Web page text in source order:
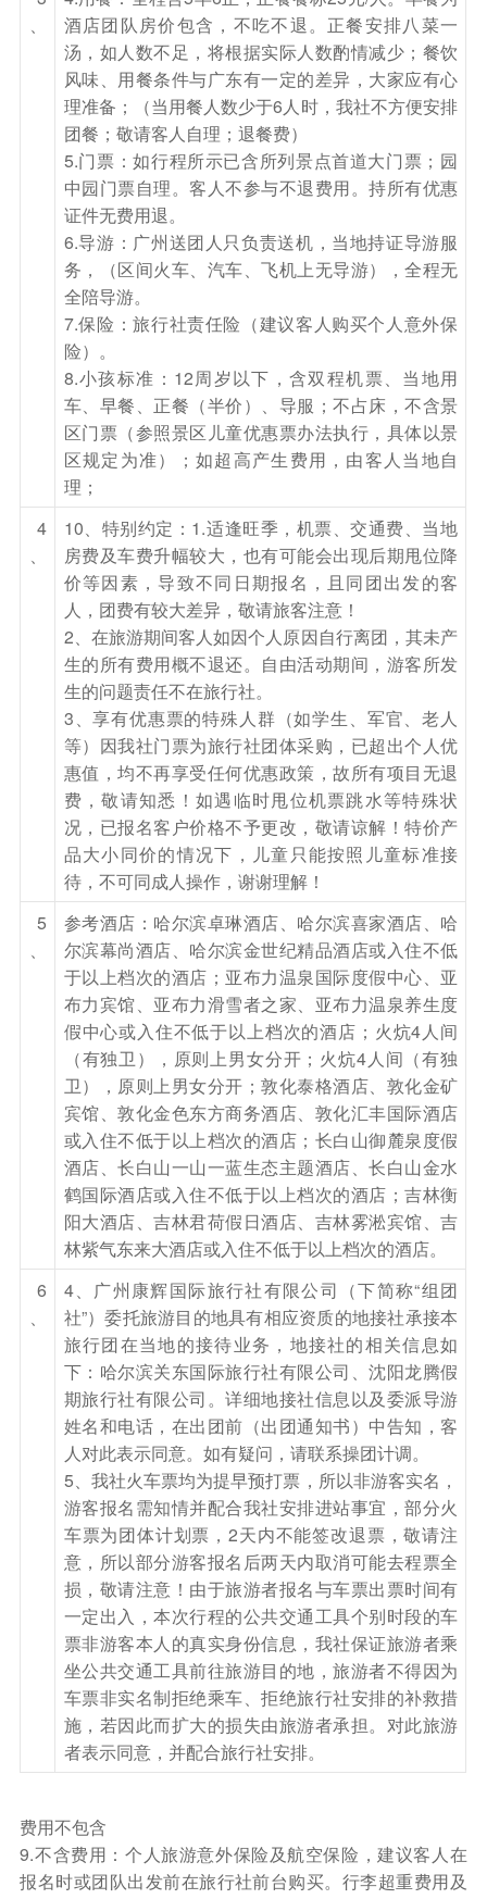
、
酒店团队房价包含，不吃不退。正餐安排八菜一
汤，如人数不足，将根据实际人数酌情减少；餐饮
风味、用餐条件与广东有一定的差异，大家应有心
理准备；（当用餐人数少于6人时，我社不方便安排
团餐；敬请客人自理；退餐费）
5.门票：如行程所示已含所列景点首道大门票；园
中园门票自理。客人不参与不退费用。持所有优惠
证件无费用退。
6.导游：广州送团人只负责送机，当地持证导游服
务，（区间火车、汽车、飞机上无导游），全程无
全陪导游。
7.保险：旅行社责任险（建议客人购买个人意外保
险）。
8.小孩标准：12周岁以下，含双程机票、当地用
车、早餐、正餐（半价）、导服；不占床，不含景
区门票（参照景区儿童优惠票办法执行，具体以景
区规定为准）；如超高产生费用，由客人当地自
理；
4
、
10、特别约定：1.适逢旺季，机票、交通费、当地
房费及车费升幅较大，也有可能会出现后期甩位降
价等因素，导致不同日期报名，且同团出发的客
人，团费有较大差异，敬请旅客注意！
2、在旅游期间客人如因个人原因自行离团，其未产
生的所有费用概不退还。自由活动期间，游客所发
生的问题责任不在旅行社。
3、享有优惠票的特殊人群（如学生、军官、老人
等）因我社门票为旅行社团体采购，已超出个人优
惠值，均不再享受任何优惠政策，故所有项目无退
费，敬请知悉！如遇临时甩位机票跳水等特殊状
况，已报名客户价格不予更改，敬请谅解！特价产
品大小同价的情况下，儿童只能按照儿童标准接
待，不可同成人操作，谢谢理解！
5
、
参考酒店：哈尔滨卓琳酒店、哈尔滨喜家酒店、哈
尔滨幕尚酒店、哈尔滨金世纪精品酒店或入住不低
于以上档次的酒店；亚布力温泉国际度假中心、亚
布力宾馆、亚布力滑雪者之家、亚布力温泉养生度
假中心或入住不低于以上档次的酒店；火炕4人间
（有独卫），原则上男女分开；火炕4人间（有独
卫），原则上男女分开；敦化泰格酒店、敦化金矿
宾馆、敦化金色东方商务酒店、敦化汇丰国际酒店
或入住不低于以上档次的酒店；长白山御麓泉度假
酒店、长白山一山一蓝生态主题酒店、长白山金水
鹤国际酒店或入住不低于以上档次的酒店；吉林衡
阳大酒店、吉林君荷假日酒店、吉林雾淞宾馆、吉
林紫气东来大酒店或入住不低于以上档次的酒店。
6
、
4、广州康辉国际旅行社有限公司（下简称“组团
社”）委托旅游目的地具有相应资质的地接社承接本
旅行团在当地的接待业务，地接社的相关信息如
下：哈尔滨关东国际旅行社有限公司、沈阳龙腾假
期旅行社有限公司。详细地接社信息以及委派导游
姓名和电话，在出团前（出团通知书）中告知，客
人对此表示同意。如有疑问，请联系操团计调。
5、我社火车票均为提早预打票，所以非游客实名，
游客报名需知情并配合我社安排进站事宜，部分火
车票为团体计划票，2天内不能签改退票，敬请注
意，所以部分游客报名后两天内取消可能去程票全
损，敬请注意！由于旅游者报名与车票出票时间有
一定出入，本次行程的公共交通工具个别时段的车
票非游客本人的真实身份信息，我社保证旅游者乘
坐公共交通工具前往旅游目的地，旅游者不得因为
车票非实名制拒绝乘车、拒绝旅行社安排的补救措
施，若因此而扩大的损失由旅游者承担。对此旅游
者表示同意，并配合旅行社安排。
费用不包含
9.不含费用：个人旅游意外保险及航空保险，建议客人在
报名时或团队出发前在旅行社前台购买。行李超重费用及